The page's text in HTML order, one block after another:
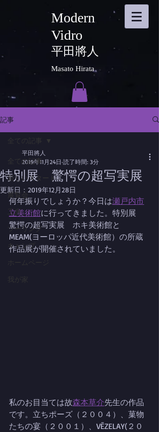
Modern
Vidro
平田將人
Masato Hirata
記事
全ての記事
新しいスタート
展覧会
工房
ツーリング
キャンプ
ホームページ
我が家
特別展 驚愕の超写実展
平田將人
2019年11月24日 読了時間: 3分
更新日： 2019年12月28日
何年振りでしょうか？今日は瀬戸内市
立美術館に行ってきました。特別展
驚愕の超写実展　ホキ美術館と
MEAM(ヨーロッパ近代美術館）の所蔵
作品展が開催されていました。
私のお目当ては故森本草介先生の作品
です。立ちポーズ（２００４）、菓物
たちの宴（２００１）、VĒZELAY(２０